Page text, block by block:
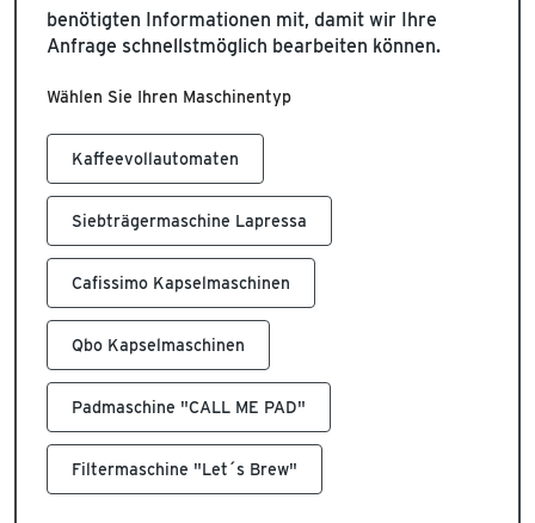
benötigten Informationen mit, damit wir Ihre
Anfrage schnellstmöglich bearbeiten können.
Wählen Sie Ihren Maschinentyp
Kaffeevollautomaten
Siebträgermaschine Lapressa
Cafissimo Kapselmaschinen
Qbo Kapselmaschinen
Padmaschine "CALL ME PAD"
Filtermaschine "Let´s Brew"